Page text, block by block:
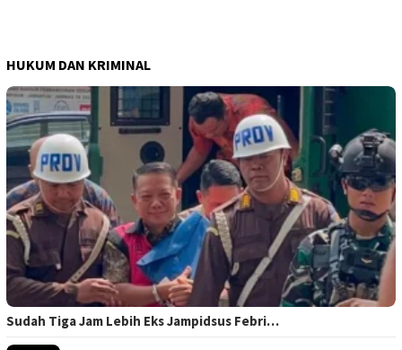
HUKUM DAN KRIMINAL
Sudah Tiga Jam Lebih Eks Jampidsus Febri…